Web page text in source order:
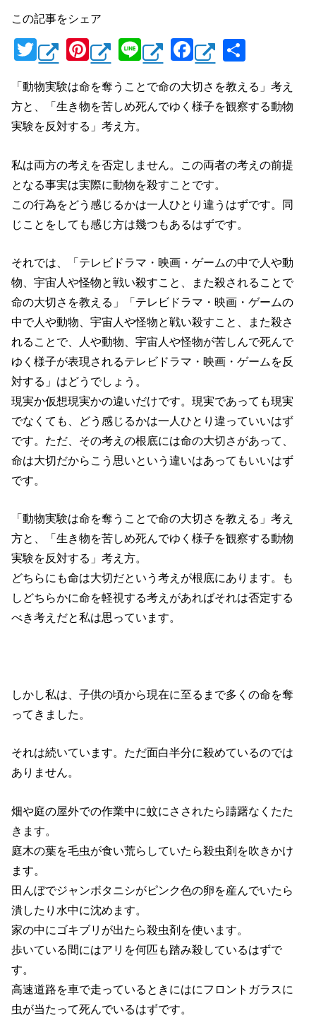
この記事をシェア
T
wi
tt
er
Pi
nt
er
e
st
Li
n
e
F
a
c
e
o
o
k
「動物実験は命を奪うことで命の大切さを教える」考え
方と、「生き物を苦しめ死んでゆく様子を観察する動物
実験を反対する」考え方。
私は両方の考えを否定しません。この両者の考えの前提
となる事実は実際に動物を殺すことです。
この行為をどう感じるかは一人ひとり違うはずです。同
じことをしても感じ方は幾つもあるはずです。
それでは、「テレビドラマ・映画・ゲームの中で人や動
物、宇宙人や怪物と戦い殺すこと、また殺されることで
命の大切さを教える」「テレビドラマ・映画・ゲームの
中で人や動物、宇宙人や怪物と戦い殺すこと、また殺さ
れることで、人や動物、宇宙人や怪物が苦しんで死んで
ゆく様子が表現されるテレビドラマ・映画・ゲームを反
対する」はどうでしょう。
現実か仮想現実かの違いだけです。現実であっても現実
でなくても、どう感じるかは一人ひとり違っていいはず
です。ただ、その考えの根底には命の大切さがあって、
命は大切だからこう思いという違いはあってもいいはず
です。
「動物実験は命を奪うことで命の大切さを教える」考え
方と、「生き物を苦しめ死んでゆく様子を観察する動物
実験を反対する」考え方。
どちらにも命は大切だという考えが根底にあります。も
しどちらかに命を軽視する考えがあればそれは否定する
べき考えだと私は思っています。
しかし私は、子供の頃から現在に至るまで多くの命を奪
ってきました。
それは続いています。ただ面白半分に殺めているのでは
ありません。
畑や庭の屋外での作業中に蚊にさされたら躊躇なくたた
きます。
庭木の葉を毛虫が食い荒らしていたら殺虫剤を吹きかけ
ます。
田んぼでジャンボタニシがピンク色の卵を産んでいたら
潰したり水中に沈めます。
家の中にゴキブリが出たら殺虫剤を使います。
歩いている間にはアリを何匹も踏み殺しているはずで
す。
高速道路を車で走っているときにはにフロントガラスに
虫が当たって死んでいるはずです。